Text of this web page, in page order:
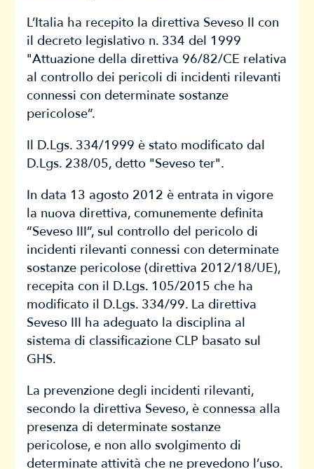
L’Italia ha recepito la direttiva Seveso II con
il decreto legislativo n. 334 del 1999
"Attuazione della direttiva 96/82/CE relativa
al controllo dei pericoli di incidenti rilevanti
connessi con determinate sostanze
pericolose”.
Il D.Lgs. 334/1999 è stato modificato dal
D.Lgs. 238/05, detto "Seveso ter".
In data 13 agosto 2012 è entrata in vigore
la nuova direttiva, comunemente definita
“Seveso III”, sul controllo del pericolo di
incidenti rilevanti connessi con determinate
sostanze pericolose (direttiva 2012/18/UE),
recepita con il D.Lgs. 105/2015 che ha
modificato il D.Lgs. 334/99. La direttiva
Seveso III ha adeguato la disciplina al
sistema di classificazione CLP basato sul
GHS.
La prevenzione degli incidenti rilevanti,
secondo la direttiva Seveso, è connessa alla
presenza di determinate sostanze
pericolose, e non allo svolgimento di
determinate attività che ne prevedono l’uso.